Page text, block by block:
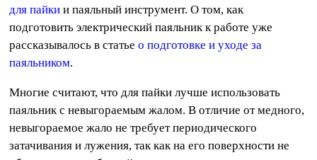
для пайки и паяльный инструмент. О том, как
подготовить электрический паяльник к работе уже
рассказывалось в статьео подготовке и уходе за
паяльником.
Многие считают, что для пайки лучше использовать
паяльник с невыгораемым жалом. В отличие от медного,
невыгораемое жало не требует периодического
затачивания и лужения, так как на его поверхности не